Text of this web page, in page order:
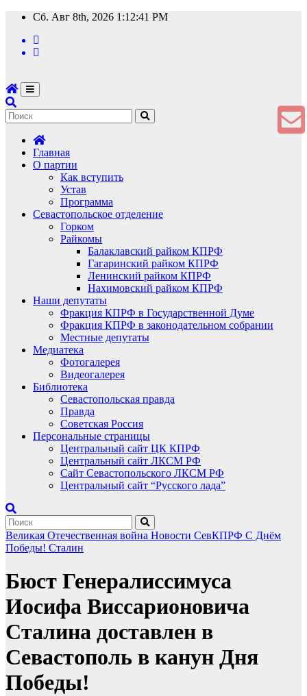
Перейти
содержимому
Сб. Авг 8th, 2026 1:12:41 PM
Главная
О партии
Как вступить
Устав
Программа
Севастопольское отделение
Горком
Райкомы
Балаклавский райком КПРФ
Гагаринский райком КПРФ
Ленинский райком КПРФ
Нахимовский райком КПРФ
Наши депутаты
Фракция КПРФ в Государственной Думе
Фракция КПРФ в законодательном собрании
Местные депутаты
Медиатека
Фотогалерея
Видеогалерея
Библиотека
Севастопольская правда
Правда
Советская Россия
Персональные страницы
Центральный сайт ЦК КПРФ
Центральный сайт ЛКСМ РФ
Сайт Севастопольского ЛКСМ РФ
Центральный сайт “Русского лада”
Великая Отечественная война Новости СевКПРФ С Днём
Победы! Сталин
Бюст Генералиссимуса
Иосифа Виссарионовича
Сталина доставлен в
Севастополь в канун Дня
Победы!